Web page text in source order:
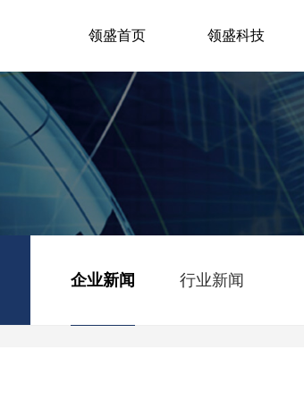
领盛首页 领盛科技
企业新闻 行业新闻